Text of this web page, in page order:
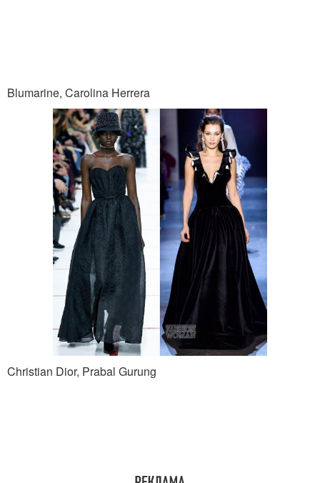
Blumarine, Carolina Herrera
Christian Dior, Prabal Gurung